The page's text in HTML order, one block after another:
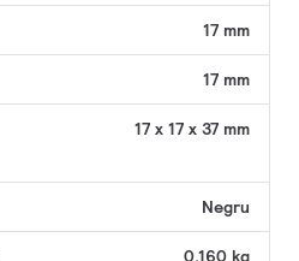
17 mm
17 mm
17 x 17 x 37 mm
Negru
0,160 kg